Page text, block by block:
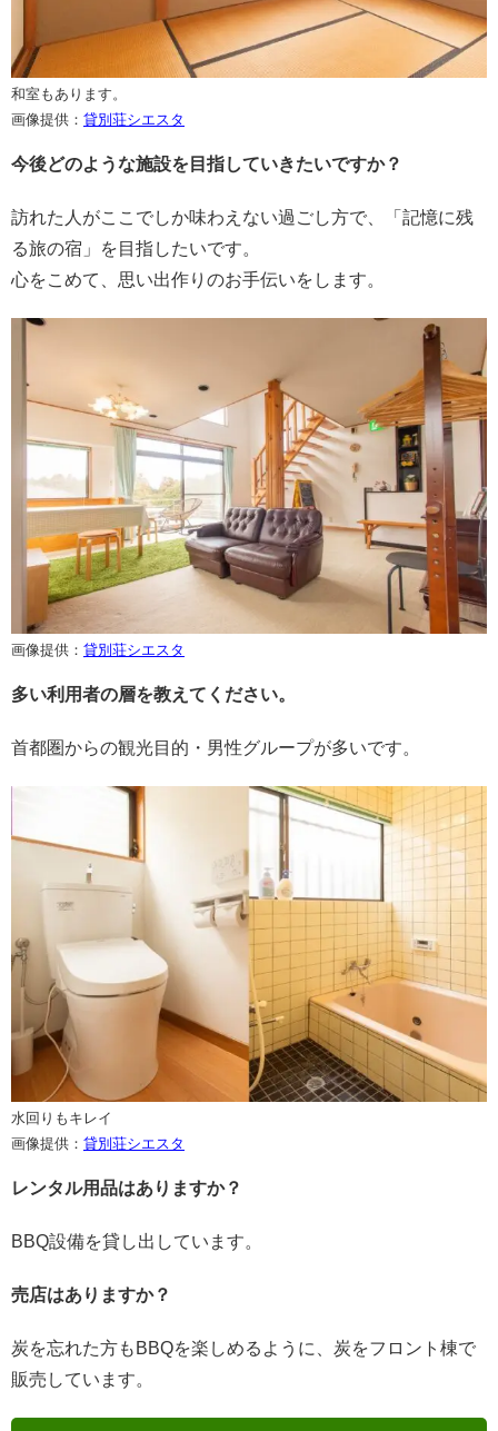
和室もあります。
画像提供： 貸別荘シエスタ
今後どのような施設を目指していきたいですか？
訪れた人がここでしか味わえない過ごし方で、「記憶に残
る旅の宿」を目指したいです。
心をこめて、思い出作りのお手伝いをします。
画像提供： 貸別荘シエスタ
多い利用者の層を教えてください。
首都圏からの観光目的・男性グループが多いです。
水回りもキレイ
画像提供： 貸別荘シエスタ
レンタル用品はありますか？
BBQ設備を貸し出しています。
売店はありますか？
炭を忘れた方もBBQを楽しめるように、炭をフロント棟で
販売しています。